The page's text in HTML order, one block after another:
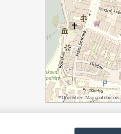
©OpenStreetMapcontributors.